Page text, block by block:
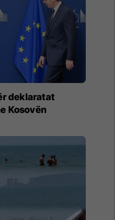
deklaratat
Kosovën